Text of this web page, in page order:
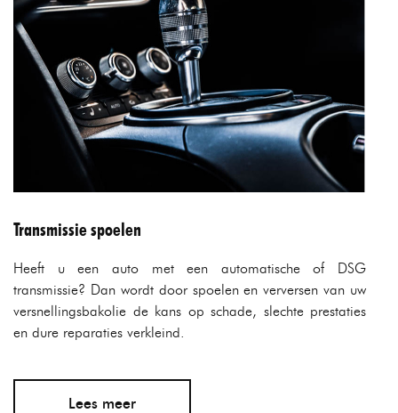
Transmissie spoelen
Heeft u een auto met een automatische of DSG
transmissie? Dan wordt door spoelen en verversen van uw
versnellingsbakolie de kans op schade, slechte prestaties
en dure reparaties verkleind.
Lees meer